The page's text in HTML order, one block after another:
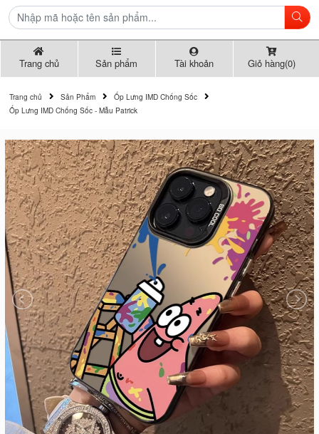
Trang chủ Sản phẩm Tài khoản Giỏ hàng(0)
Trang chủ Sản Phẩm
Ốp Lưng IMD Chống Sốc
Ốp Lưng IMD Chống Sốc - Mẫu Patrick